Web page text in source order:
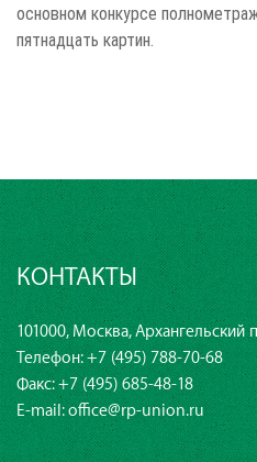
основном конкурсе
пятнадцать картин.
КОНТАКТЫ
101000, Москва, Архангельский
Телефон:+7 (495) 788-70-68
Факс: +7 (495) 685-48-18
E-mail:office@rp-union.ru